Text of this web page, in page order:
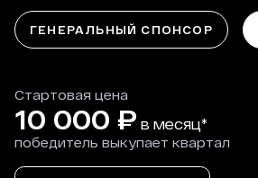
ГЕНЕРАЛЬНЫЙ СПОНСОР
Стартовая цена
10 000 ₽ в месяц*
победитель выкупает квартал